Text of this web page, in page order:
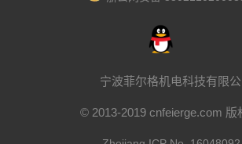
宁波菲尔格机电科技有限公
© 2013-2019 cnfeierge.com 版